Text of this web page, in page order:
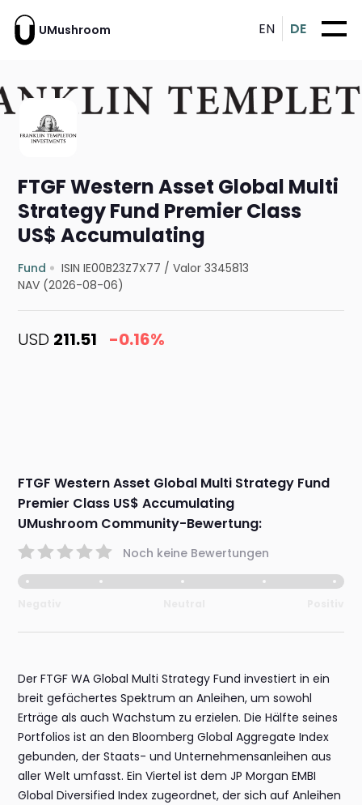
UMushroom EN DE
FTGF Western Asset Global Multi
Strategy Fund Premier Class
US$ Accumulating
Fund ISIN IE00B23Z7X77 /Valor 3345813
NAV (2026-08-06)
USD 211.51 -0.16%
FTGF Western Asset Global Multi Strategy Fund
Premier Class US$ Accumulating
UMushroom Community-Bewertung:
Noch keine Bewertungen
Der FTGF WA Global Multi Strategy Fund investiert in ein
breit gefächertes Spektrum an Anleihen, um sowohl
Erträge als auch Wachstum zu erzielen. Die Hälfte seines
Portfolios ist an den Bloomberg Global Aggregate Index
gebunden, der Staats- und Unternehmensanleihen aus
aller Welt umfasst. Ein Viertel ist dem JP Morgan EMBI
Global Diversified Index zugeordnet, der sich auf Anleihen